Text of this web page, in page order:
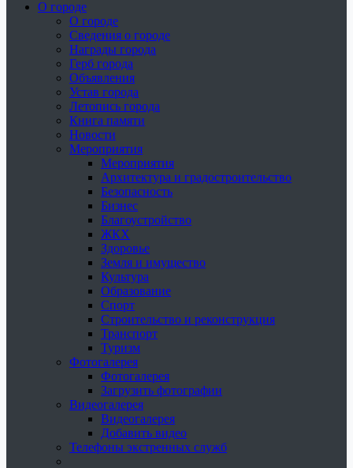
О городе
О городе
Сведения о городе
Награды города
Герб города
Объявления
Устав города
Летопись города
Книга памяти
Новости
Мероприятия
Мероприятия
Архитектура и градостроительство
Безопасность
Бизнес
Благоустройство
ЖКХ
Здоровье
Земля и имущество
Культура
Образование
Спорт
Строительство и реконструкция
Транспорт
Туризм
Фотогалерея
Фотогалерея
Загрузить фотографии
Видеогалерея
Видеогалерея
Добавить видео
Телефоны экстренных служб